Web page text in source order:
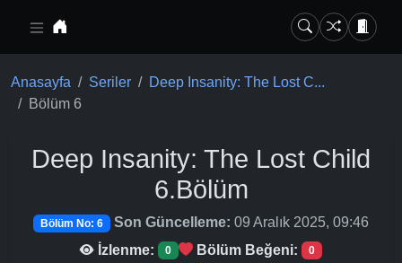
Anasayfa Seriler
Deep Insanity: The Lost C...
Bölüm 6
Deep Insanity: The Lost Child
6.Bölüm
Bölüm No: 6 Son Güncelleme: 09 Aralık 2025, 09:46
İzlenme:
0 Bölüm Beğeni: 0